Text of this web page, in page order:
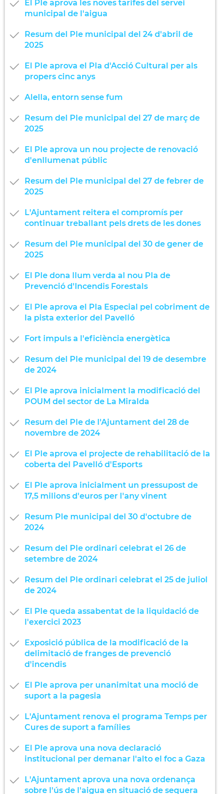
El Ple aprova les noves tarifes del servei
municipal de l'aigua
Resum del Ple municipal del 24 d'abril de
2025
El Ple aprova el Pla d'Acció Cultural per als
propers cinc anys
Alella, entorn sense fum
Resum del Ple municipal del 27 de març de
2025
El Ple aprova un nou projecte de renovació
d'enllumenat públic
Resum del Ple municipal del 27 de febrer de
2025
L'Ajuntament reitera el compromís per
continuar treballant pels drets de les dones
Resum del Ple municipal del 30 de gener de
2025
El Ple dona llum verda al nou Pla de
Prevenció d'Incendis Forestals
El Ple aprova el Pla Especial pel cobriment de
la pista exterior del Pavelló
Fort impuls a l'eficiència energètica
Resum del Ple municipal del 19 de desembre
de 2024
El Ple aprova inicialment la modificació del
POUM del sector de La Miralda
Resum del Ple de l'Ajuntament del 28 de
novembre de 2024
El Ple aprova el projecte de rehabilitació de la
coberta del Pavelló d'Esports
El Ple aprova inicialment un pressupost de
17,5 milions d'euros per l'any vinent
Resum Ple municipal del 30 d'octubre de
2024
Resum del Ple ordinari celebrat el 26 de
setembre de 2024
Resum del Ple ordinari celebrat el 25 de juliol
de 2024
El Ple queda assabentat de la liquidació de
l'exercici 2023
Exposició pública de la modificació de la
delimitació de franges de prevenció
d'incendis
El Ple aprova per unanimitat una moció de
suport a la pagesia
L'Ajuntament renova el programa Temps per
Cures de suport a famílies
El Ple aprova una nova declaració
institucional per demanar l'alto el foc a Gaza
L'Ajuntament aprova una nova ordenança
sobre l'ús de l'aigua en situació de sequera